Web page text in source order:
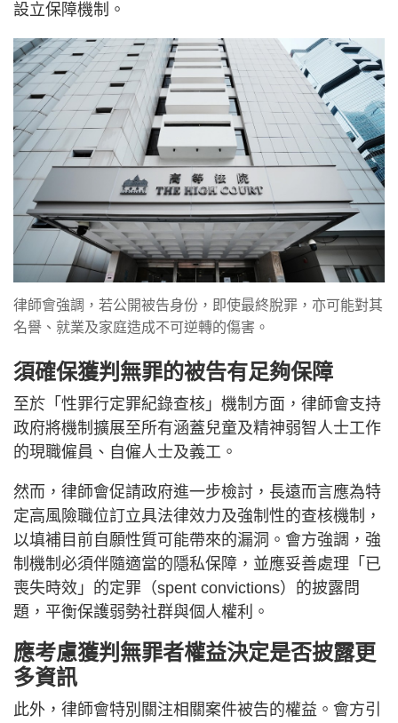
設立保障機制。
律師會強調，若公開被告身份，即使最終脫罪，亦可能對其
名譽、就業及家庭造成不可逆轉的傷害。
須確保獲判無罪的被告有足夠保障
至於「性罪行定罪紀錄查核」機制方面，律師會支持
政府將機制擴展至所有涵蓋兒童及精神弱智人士工作
的現職僱員、自僱人士及義工。
然而，律師會促請政府進一步檢討，長遠而言應為特
定高風險職位訂立具法律效力及強制性的查核機制，
以填補目前自願性質可能帶來的漏洞。會方強調，強
制機制必須伴隨適當的隱私保障，並應妥善處理「已
喪失時效」的定罪（spent convictions）的披露問
題，平衡保護弱勢社群與個人權利。
應考慮獲判無罪者權益決定是否披露更
多資訊
此外，律師會特別關注相關案件被告的權益。會方引